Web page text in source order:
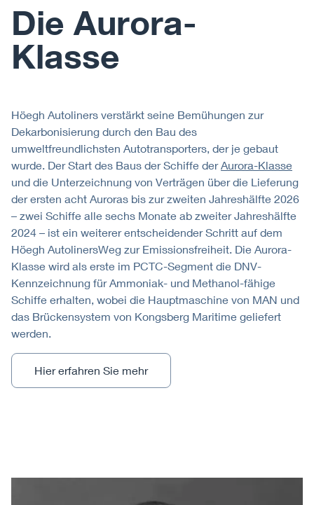
Die Aurora-
Klasse
Höegh Autoliners verstärkt seine Bemühungen zur
Dekarbonisierung durch den Bau des
umweltfreundlichsten Autotransporters, der je gebaut
wurde. Der Start des Baus der Schiffe der Aurora-Klasse
und die Unterzeichnung von Verträgen über die Lieferung
der ersten acht Auroras bis zur zweiten Jahreshälfte 2026
– zwei Schiffe alle sechs Monate ab zweiter Jahreshälfte
2024 – ist ein weiterer entscheidender Schritt auf dem
Höegh AutolinersWeg zur Emissionsfreiheit. Die Aurora-
Klasse wird als erste im PCTC-Segment die DNV-
Kennzeichnung für Ammoniak- und Methanol-fähige
Schiffe erhalten, wobei die Hauptmaschine von MAN und
das Brückensystem von Kongsberg Maritime geliefert
werden.
Hier erfahren Sie mehr